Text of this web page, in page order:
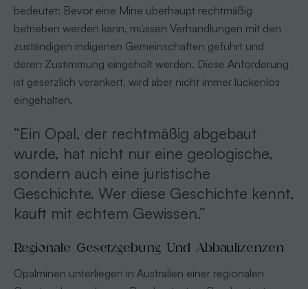
bedeutet: Bevor eine Mine überhaupt rechtmäßig
betrieben werden kann, müssen Verhandlungen mit den
zuständigen indigenen Gemeinschaften geführt und
deren Zustimmung eingeholt werden. Diese Anforderung
ist gesetzlich verankert, wird aber nicht immer lückenlos
eingehalten.
“Ein Opal, der rechtmäßig abgebaut
wurde, hat nicht nur eine geologische,
sondern auch eine juristische
Geschichte. Wer diese Geschichte kennt,
kauft mit echtem Gewissen.”
Regionale Gesetzgebung Und Abbaulizenzen
Opalminen unterliegen in Australien einer regionalen